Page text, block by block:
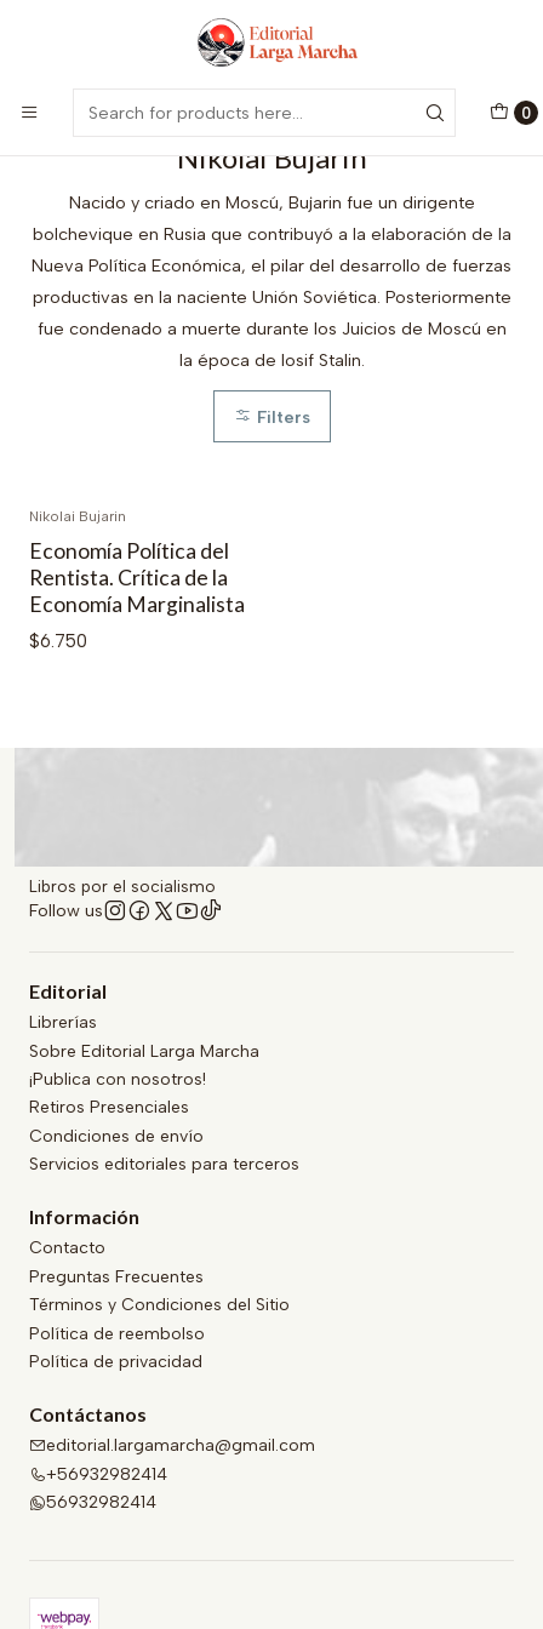
0
Encuentra nuestro catálogo aquí
Nikolai Bujarin
Nacido y criado en Moscú, Bujarin fue un dirigente
bolchevique en Rusia que contribuyó a la elaboración de la
Nueva Política Económica, el pilar del desarrollo de fuerzas
productivas en la naciente Unión Soviética. Posteriormente
fue condenado a muerte durante los Juicios de Moscú en
la época de Iosif Stalin.
Filters
Nikolai Bujarin
Economía Política del
Rentista. Crítica de la
Economía Marginalista
$6.750
Libros por el socialismo
Follow us
Editorial
Librerías
Sobre Editorial Larga Marcha
¡Publica con nosotros!
Retiros Presenciales
Condiciones de envío
Servicios editoriales para terceros
Información
Contacto
Preguntas Frecuentes
Términos y Condiciones del Sitio
Política de reembolso
Política de privacidad
Contáctanos
editorial.largamarcha@gmail.com
+56932982414
56932982414